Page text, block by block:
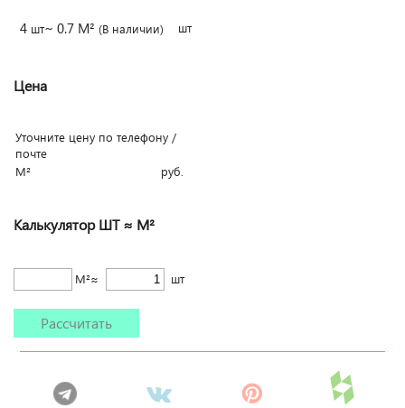
4 шт~ 0.7 М² (В наличии) шт
Цена
Уточните цену по телефону /
почте
М²
руб.
Калькулятор ШТ ≈ М²
М²≈ шт
Рассчитать